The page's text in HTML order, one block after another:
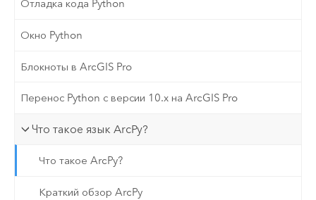
Отладка кода Python
Окно Python
Блокноты в ArcGIS Pro
Перенос Python с версии 10.х на ArcGIS Pro
Что такое язык ArcPy?
Что такое ArcPy?
Краткий обзор ArcPy